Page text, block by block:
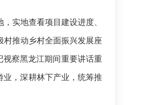
，实地查看项目建设进度、
村推动乡村全面振兴发展座
察黑龙江期间重要讲话重
业，深耕林下产业，统筹推